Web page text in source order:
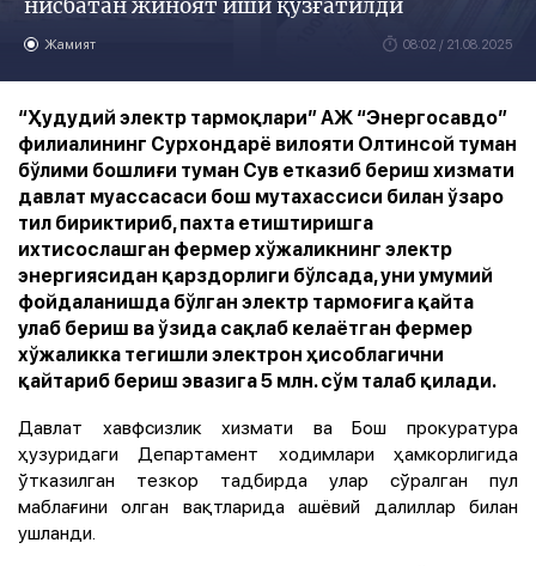
Жамият 08:02 / 21.08.2025
“Ҳудудий электр тармоқлари” АЖ “Энергосавдо”
филиалининг Сурхондарё вилояти Олтинсой туман
бўлими бошлиғи туман Сув етказиб бериш хизмати
давлат муассасаси бош мутахассиси билан ўзаро
тил бириктириб, пахта етиштиришга
ихтисослашган фермер хўжаликнинг электр
энергиясидан қарздорлиги бўлсада, уни умумий
фойдаланишда бўлган электр тармоғига қайта
улаб бериш ва ўзида сақлаб келаётган фермер
хўжаликка тегишли электрон ҳисоблагични
қайтариб бериш эвазига 5 млн. сўм талаб қилади.
Давлат хавфсизлик хизмати ва Бош прокуратура
ҳузуридаги Департамент ходимлари ҳамкорлигида
ўтказилган тезкор тадбирда улар сўралган пул
маблағини олган вақтларида ашёвий далиллар билан
ушланди.